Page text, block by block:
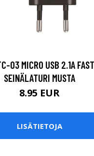
03 MICRO USB 2.1A
SEINÄLATURI MUSTA
8.95 EUR
LISÄTIETOJA